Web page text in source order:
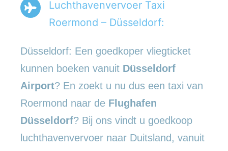
Luchthavenvervoer Taxi
Roermond – Düsseldorf:
Düsseldorf: Een goedkoper vliegticket
kunnen boeken vanuit Düsseldorf
Airport? En zoekt u nu dus een taxi van
Roermond naar de Flughafen
Düsseldorf? Bij ons vindt u goedkoop
luchthavenvervoer naar Duitsland, vanuit